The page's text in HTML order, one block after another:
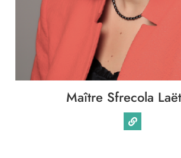
Maître Sfrecola